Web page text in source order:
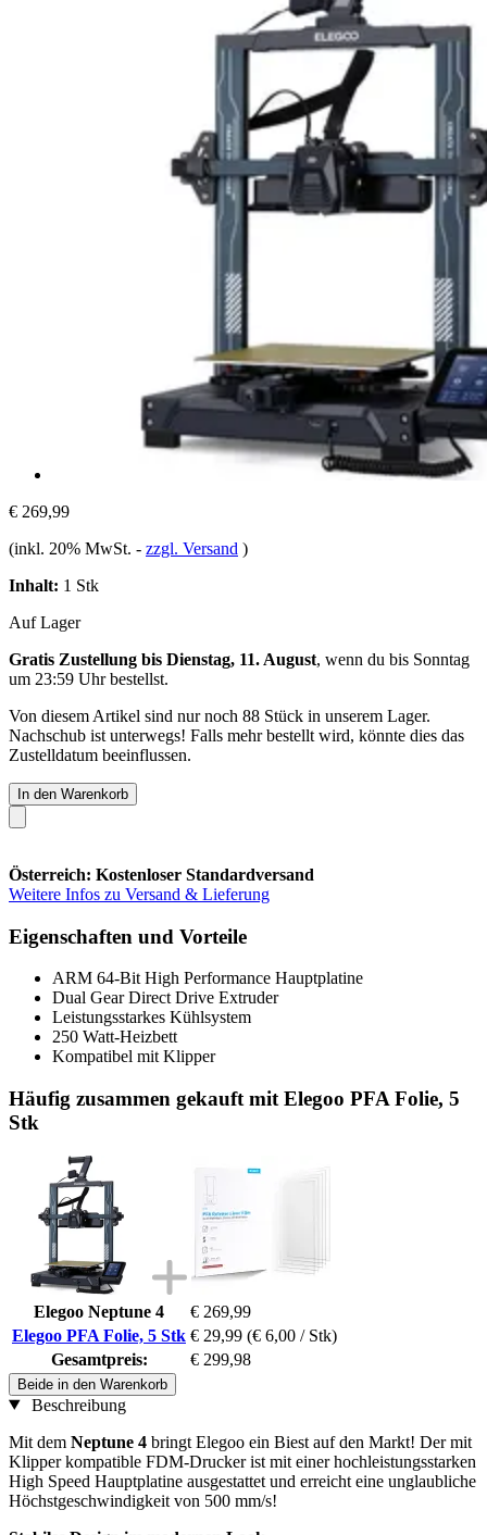
€ 269,99
(inkl. 20% MwSt. - zzgl. Versand )
Inhalt: 1 Stk
Auf Lager
Gratis Zustellung bis Dienstag, 11. August, wenn du bis Sonntag
um 23:59 Uhrbestellst.
Von diesem Artikel sind nur noch 88 Stück in unserem Lager.
Nachschub ist unterwegs! Falls mehr bestellt wird, könnte dies das
Zustelldatum beeinflussen.
In den Warenkorb
Österreich: Kostenloser Standardversand
Weitere Infos zu Versand & Lieferung
Eigenschaften und Vorteile
ARM 64-Bit High Performance Hauptplatine
Dual Gear Direct Drive Extruder
Leistungsstarkes Kühlsystem
250 Watt-Heizbett
Kompatibel mit Klipper
Häufig zusammen gekauft mit Elegoo PFA Folie, 5
Stk
Elegoo Neptune 4
€ 269,99
Elegoo PFA Folie, 5 Stk € 29,99 (€ 6,00 / Stk)
Gesamtpreis:
€ 299,98
Beide in den Warenkorb
Beschreibung
Mit dem Neptune 4 bringt Elegoo ein Biest auf den Markt! Der mit
Klipper kompatible FDM-Drucker ist mit einer hochleistungsstarken
High Speed Hauptplatine ausgestattet und erreicht eine unglaubliche
Höchstgeschwindigkeit von 500 mm/s!